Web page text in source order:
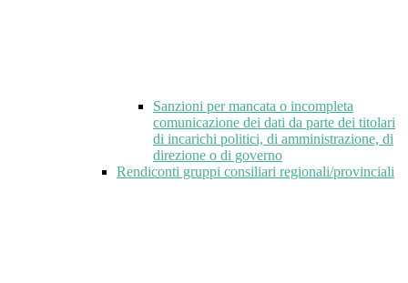
Sanzioni per mancata o incompleta
comunicazione dei dati da parte dei titolari
di incarichi politici, di amministrazione, di
direzione o di governo
Rendiconti gruppi consiliari regionali/provinciali